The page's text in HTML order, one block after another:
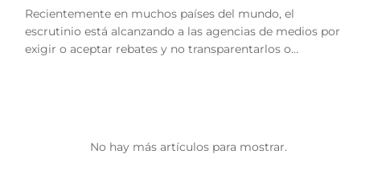
Recientemente en muchos países del mundo, el
escrutinio está alcanzando a las agencias de medios por
exigir o aceptar rebates y no transparentarlos o
No hay más artículos para mostrar.